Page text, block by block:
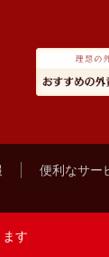
便利なサー
す